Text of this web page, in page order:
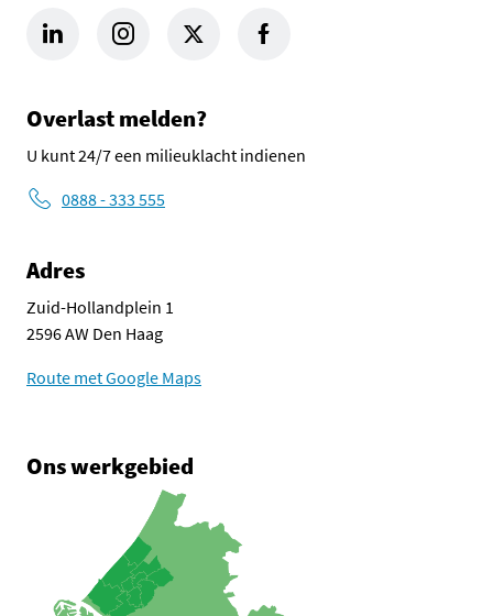
LinkedIn Omgevingsdienst Haaglanden (opent in een nieuw
Instagram Omgevingsdienst Haaglanden (opent in
X Omgevingsdienst Haaglanden (opent in
Facebook Omgevingsdienst
Overlast melden?
U kunt 24/7 een milieuklacht indienen
0888 - 333 555
Adres
Zuid-Hollandplein 1
2596 AW Den Haag
Route met Google Maps
Ons werkgebied